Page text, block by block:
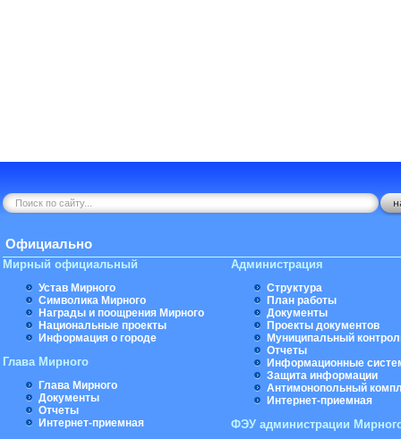
Официально
Мирный официальный
Устав Мирного
Символика Мирного
Награды и поощрения Мирного
Национальные проекты
Информация о городе
Глава Мирного
Глава Мирного
Документы
Отчеты
Интернет-приемная
Администрация
Структура
План работы
Документы
Проекты документов
Муниципальный
Отчеты
Информационные
Защита информации
Антимонопольный
Интернет-приемная
ФЭУ администрации